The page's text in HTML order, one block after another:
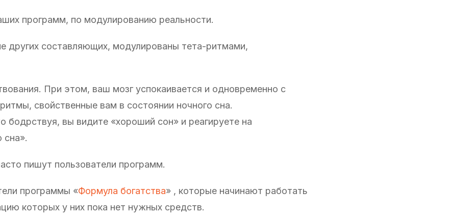
программ, по модулированию реальности.
других составляющих, модулированы тета-ритмами,
При этом, ваш мозг успокаивается и одновременно с
свойственные вам в состоянии ночного сна.
бодрствуя, вы видите «хороший сон» и реагируете на
сна».
пишут пользователи программ.
программы «Формула богатства» , которые начинают работать
которых у них пока нет нужных средств.